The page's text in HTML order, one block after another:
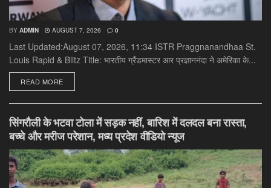
BY ADMIN AUGUST 7, 2026 0
Last Updated:August 07, 2026, 11:34 ISTR Praggnanandhaa St.
Louis Rapid & Blitz Title: भारतीय ग्रैंडमास्टर आर प्रज्ञाननंदा ने अमेरिका के...
READ MOREDETAILS
सिंगरौली के भटवा टोला में सड़क नहीं, बारिश में दलदल बना रास्ता,
बच्चे और मरीज परेशान, मध्य प्रदेश वीडियो न्यूज